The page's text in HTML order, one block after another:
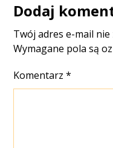
Dodaj
Twój adres e-mail
Wymagane pola są
Komentarz*